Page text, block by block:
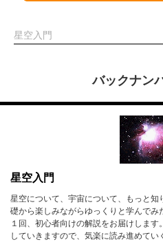
星空入門
バックナン
星空入門
星空について、宇宙について、もっと
礎から楽しみながらゆっくりと学んで
１回、初心者向けの解説をお届けしま
していきますので、気楽に読み進めて